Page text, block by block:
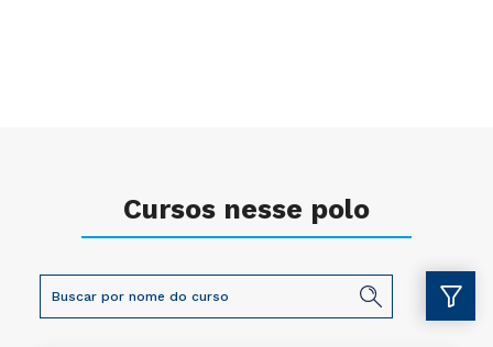
Cursos nesse polo